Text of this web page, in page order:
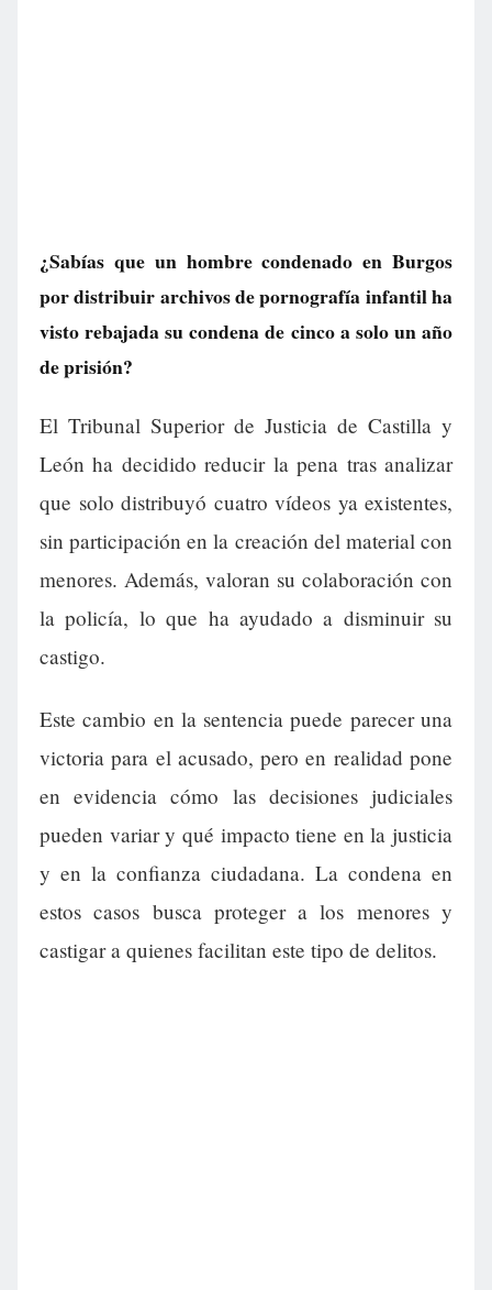
¿Sabías que un hombre condenado en Burgos
por distribuir archivos de pornografía infantil ha
visto rebajada su condena de cinco a solo un año
de prisión?
El Tribunal Superior de Justicia de Castilla y
León ha decidido reducir la pena tras analizar
que solo distribuyó cuatro vídeos ya existentes,
sin participación en la creación del material con
menores. Además, valoran su colaboración con
la policía, lo que ha ayudado a disminuir su
castigo.
Este cambio en la sentencia puede parecer una
victoria para el acusado, pero en realidad pone
en evidencia cómo las decisiones judiciales
pueden variar y qué impacto tiene en la justicia
y en la confianza ciudadana. La condena en
estos casos busca proteger a los menores y
castigar a quienes facilitan este tipo de delitos.